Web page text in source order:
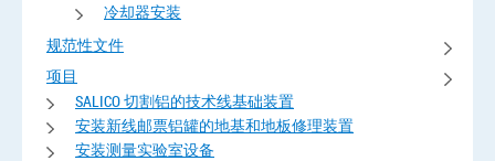
冷却器安装
规范性文件
项目
SALICO 切割铝的技术线基础装置
安装新线邮票铝罐的地基和地板修理装置
安装测量实验室设备